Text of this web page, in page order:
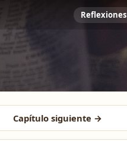
Reflexiones
Capítulo siguiente →